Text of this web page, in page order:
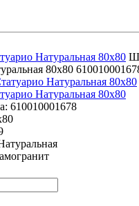
Натуральная 80x80
80x80
Натуральная 80x80
: 610010001678